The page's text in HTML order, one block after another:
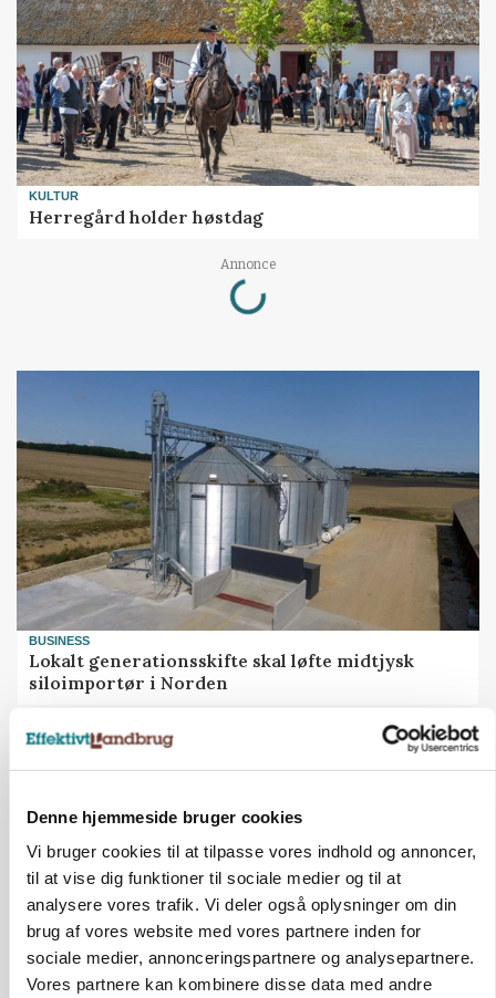
Denne hjemmeside bruger cookies
Vi bruger cookies til at tilpasse vores indhold og annoncer,
til at vise dig funktioner til sociale medier og til at
analysere vores trafik. Vi deler også oplysninger om din
brug af vores website med vores partnere inden for
sociale medier, annonceringspartnere og analysepartnere.
Vores partnere kan kombinere disse data med andre
KULTUR
Herregård holder høstdag
Annonce
Loading...
BUSINESS
Lokalt generationsskifte skal løfte midtjysk
siloimportør i Norden